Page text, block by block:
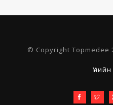
2026-06-
Төрийн
Засгийн
© Copyright Topmedee